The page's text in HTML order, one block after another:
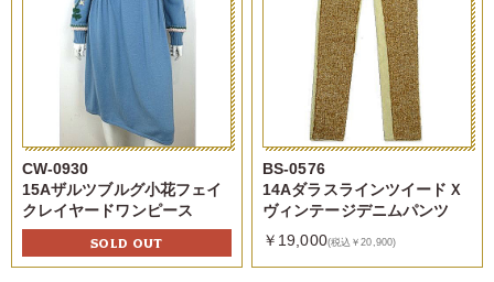
CW-0930
15Aザルツブルグ小花フェイ
クレイヤードワンピース
SOLD OUT
BS-0576
14AダラスラインツイードＸ
ヴィンテージデニムパンツ
￥19,000(税込￥20,900)